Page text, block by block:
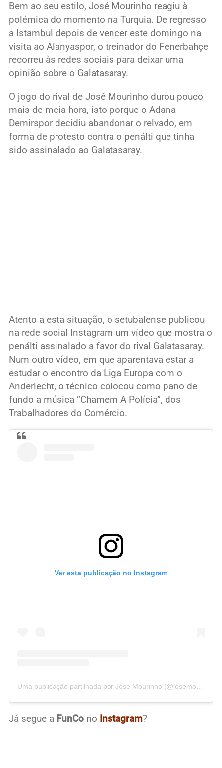
Bem ao seu estilo, José Mourinho reagiu à
polémica do momento na Turquia. De regresso
a Istambul depois de vencer este domingo na
visita ao Alanyaspor, o treinador do Fenerbahçe
recorreu às redes sociais para deixar uma
opinião sobre o Galatasaray.
O jogo do rival de José Mourinho durou pouco
mais de meia hora, isto porque o Adana
Demirspor decidiu abandonar o relvado, em
forma de protesto contra o penálti que tinha
sido assinalado ao Galatasaray.
Atento a esta situação, o setubalense publicou
na rede social Instagram um vídeo que mostra o
penálti assinalado a favor do rival Galatasaray.
Num outro vídeo, em que aparentava estar a
estudar o encontro da Liga Europa com o
Anderlecht, o técnico colocou como pano de
fundo a música “Chamem A Polícia”, dos
Trabalhadores do Comércio.
Ver esta publicação no Instagram
Já segue a FunCono Instagram?